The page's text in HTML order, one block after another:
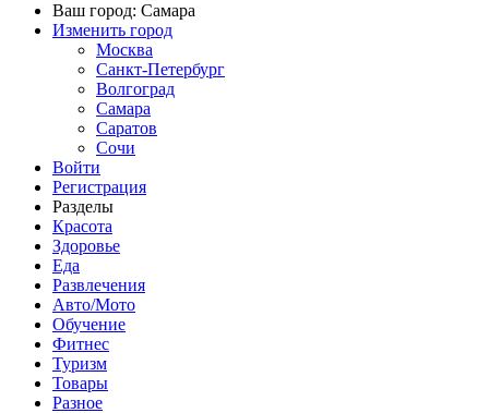
Ваш город: Самара
Изменить город
Москва
Санкт-Петербург
Волгоград
Самара
Саратов
Сочи
Войти
Регистрация
Разделы
Красота
Здоровье
Еда
Развлечения
Авто/Мото
Обучение
Фитнес
Туризм
Товары
Разное